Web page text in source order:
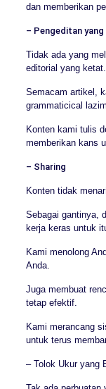
dan memberikan
– Pengeditan
Tidak ada yang
editorial yang ketat.
Semacam artikel,
grammaticical
Konten kami tulis
memberikan kans
– Sharing
Konten tidak
Sebagai gantinya,
kerja keras untuk
Kami menolong
Anda.
Juga membuat
tetap efektif.
Kami merancang
untuk terus
– Tolok Ukur yang